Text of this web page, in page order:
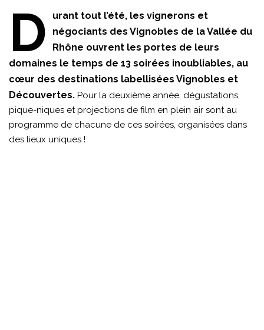
D
urant tout l’été, les vignerons et
négociants des Vignobles de la Vallée du
Rhône ouvrent les portes de leurs
domaines le temps de 13 soirées inoubliables, au
cœur des destinations labellisées Vignobles et
Découvertes. Pour la deuxième année, dégustations,
pique-niques et projections de film en plein air sont au
programme de chacune de ces soirées, organisées dans
des lieux uniques !